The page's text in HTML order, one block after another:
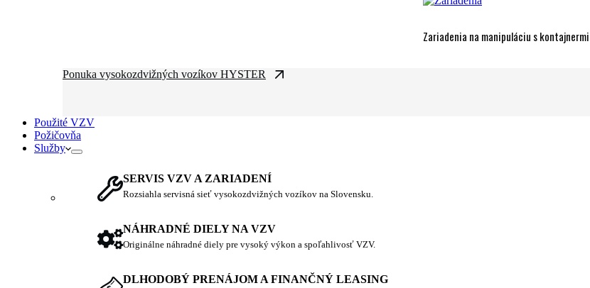
Zariadenia na manipuláciu s kontajnermi
Ponuka vysokozdvižných vozíkov HYSTER
Použité VZV
Požičovňa
Služby
SERVIS VZV A ZARIADENÍ
Rozsiahla servisná sieť vysokozdvižných vozíkov na Slovensku.
NÁHRADNÉ DIELY NA VZV
Originálne náhradné diely pre vysoký výkon a spoľahlivosť VZV.
DLHODOBÝ PRENÁJOM A FINANČNÝ LEASING